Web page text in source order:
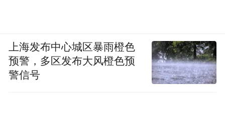
上海发布中心城区暴雨橙色
预警，多区发布大风橙色预
警信号